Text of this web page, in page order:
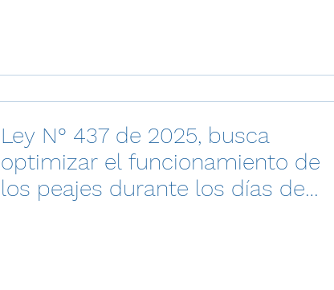
Ley N° 437 de 2025, busca
optimizar el funcionamiento de
los peajes durante los días de